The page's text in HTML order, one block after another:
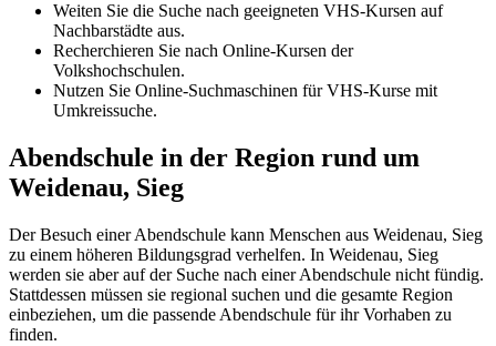
Weiten Sie die Suche nach geeigneten VHS-Kursen auf
Nachbarstädte aus.
Recherchieren Sie nach Online-Kursen der
Volkshochschulen.
Nutzen Sie Online-Suchmaschinen für VHS-Kurse mit
Umkreissuche.
Abendschule in der Region rund um
Weidenau, Sieg
Der Besuch einer Abendschule kann Menschen aus Weidenau, Sieg
zu einem höheren Bildungsgrad verhelfen. In Weidenau, Sieg
werden sie aber auf der Suche nach einer Abendschule nicht fündig.
Stattdessen müssen sie regional suchen und die gesamte Region
einbeziehen, um die passende Abendschule für ihr Vorhaben zu
finden.